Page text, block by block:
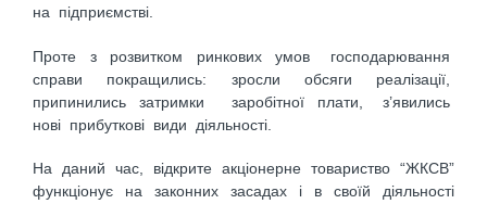
на підприємстві.
Проте з розвитком ринкових умов господарювання
справи покращились: зросли обсяги реалізації,
припинились затримки заробітної плати, з’явились
нові прибуткові види діяльності.
На даний час, відкрите акціонерне товариство “ЖКСВ”
функціонує на законних засадах і в своїй діяльності